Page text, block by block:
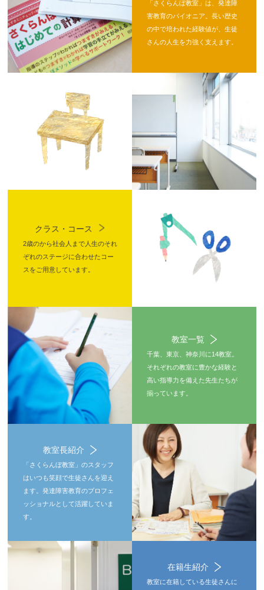
「さくらんぼ教室」は、発達障
害教育のパイオニア。長い歴史
の中で培われた経験値が、生徒
さんの人生を力強く支えます。
クラス・コース
2歳のから社会人まで人生のそれ
ぞれのステージに合わせたコー
スをご用意しています。
教室一覧
千葉、東京、神奈川に14教室。
それぞれの教室に豊かな経験と
高い指導力を備えた先生たちが
揃っています。
教室長紹介
「さくらんぼ教室」のスタッフ
はいつも笑顔で生徒さんを迎え
ます。発達障害教育のプロフェ
ッショナルとして活躍していま
す。
在籍生紹介
教室に在籍している生徒さんに